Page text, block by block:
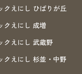
クえにし ひばりが丘
クえにし 成増
クえにし 武蔵野
クえにし 杉並・中野